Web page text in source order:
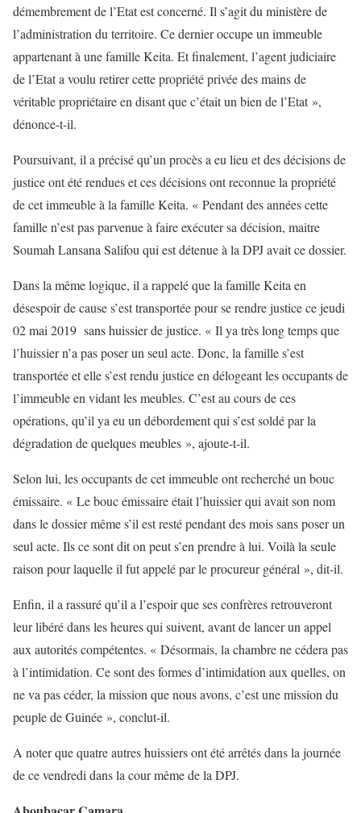
démembrement de l’Etat est concerné. Il s’agit du ministère de
l’administration du territoire. Ce dernier occupe un immeuble
appartenant à une famille Keita. Et finalement, l’agent judiciaire
de l’Etat a voulu retirer cette propriété privée des mains de
véritable propriétaire en disant que c’était un bien de l’Etat »,
dénonce-t-il.
Poursuivant, il a précisé qu’un procès a eu lieu et des décisions de
justice ont été rendues et ces décisions ont reconnue la propriété
de cet immeuble à la famille Keita. « Pendant des années cette
famille n’est pas parvenue à faire exécuter sa décision, maitre
Soumah Lansana Salifou qui est détenue à la DPJ avait ce dossier.
Dans la même logique, il a rappelé que la famille Keita en
désespoir de cause s’est transportée pour se rendre justice ce jeudi
02 mai 2019 sans huissier de justice. « Il ya très long temps que
l’huissier n’a pas poser un seul acte. Donc, la famille s’est
transportée et elle s’est rendu justice en délogeant les occupants de
l’immeuble en vidant les meubles. C’est au cours de ces
opérations, qu’il ya eu un débordement qui s’est soldé par la
dégradation de quelques meubles », ajoute-t-il.
Selon lui, les occupants de cet immeuble ont recherché un bouc
émissaire. « Le bouc émissaire était l’huissier qui avait son nom
dans le dossier même s’il est resté pendant des mois sans poser un
seul acte. Ils ce sont dit on peut s’en prendre à lui. Voilà la seule
raison pour laquelle il fut appelé par le procureur général », dit-il.
Enfin, il a rassuré qu’il a l’espoir que ses confrères retrouveront
leur libéré dans les heures qui suivent, avant de lancer un appel
aux autorités compétentes. « Désormais, la chambre ne cédera pas
à l’intimidation. Ce sont des formes d’intimidation aux quelles, on
ne va pas céder, la mission que nous avons, c’est une mission du
peuple de Guinée », conclut-il.
A noter que quatre autres huissiers ont été arrêtés dans la journée
de ce vendredi dans la cour même de la DPJ.